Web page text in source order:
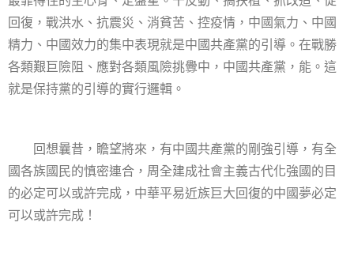
回復，戰洪水、抗震災、消貧苦、控疫情，中國氣力、中國
精力、中國效力的集中表現就是中國共產黨的引導。在戰勝
各類艱巨險阻、應對各類風險挑釁中，中國共產黨，能。這
就是保持黨的引導的實行邏輯。
回想曩昔，瞻望將來，有中國共產黨的剛強引導，有全
國各族國民的慎密連合，周全建成社會主義古代化強國的目
的必定可以或許完成，中華平易近族巨大回復的中國夢必定
可以或許完成！